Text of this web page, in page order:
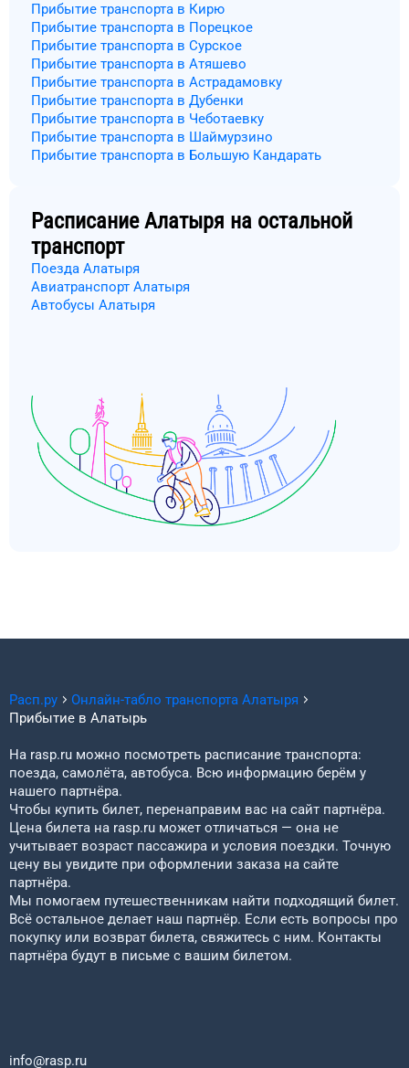
Прибытие транспорта в Кирю
Прибытие транспорта в Порецкое
Прибытие транспорта в Сурское
Прибытие транспорта в Атяшево
Прибытие транспорта в Астрадамовку
Прибытие транспорта в Дубенки
Прибытие транспорта в Чеботаевку
Прибытие транспорта в Шаймурзино
Прибытие транспорта в Большую Кандарать
РасписаниеАлатыря на остальной
транспорт
Поезда Алатыря
Авиатранспорт Алатыря
Автобусы Алатыря
Расп.ру Онлайн-табло транспорта Алатыря
Прибытие в Алатырь
На rasp.ru можно посмотреть расписание транспорта:
поезда, самолёта, автобуса. Всю информацию берём у
нашего партнёра.
Чтобы купить билет, перенаправим вас на сайт партнёра.
Цена билета на rasp.ru может отличаться — она не
учитывает возраст пассажира и условия поездки. Точную
цену вы увидите при оформлении заказа на сайте
партнёра.
Мы помогаем путешественникам найти подходящий билет.
Всё остальное делает наш партнёр. Если есть вопросы про
покупку или возврат билета, свяжитесь с ним. Контакты
партнёра будут в письме с вашим билетом.
info@rasp.ru